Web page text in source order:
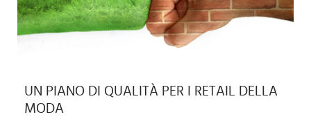
UN PIANO DI QUALITÀ PER I RETAIL DELLA
MODA